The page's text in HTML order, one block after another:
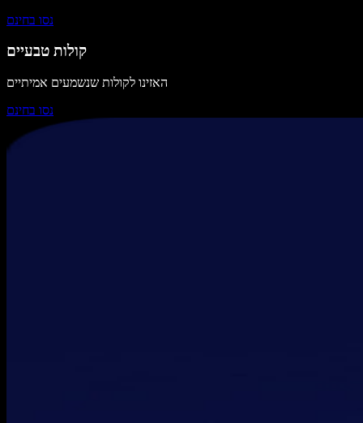
נסו בחינם
קולות טבעיים
האזינו לקולות שנשמעים אמיתיים
נסו בחינם